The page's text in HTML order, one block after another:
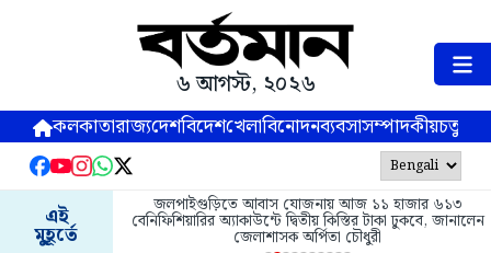
৬ আগস্ট, ২০২৬
কলকাতারাজ্যদেশবিদেশখেলাবিনোদনব্যবসাসম্পাদকীয়
এই
মুহূর্তে
জলপাইগুড়িতে আবাস যোজনায় আজ ১১ হাজার ৬১৩
বেনিফিশিয়ারির অ্যাকাউন্টে দ্বিতীয় কিস্তির টাকা ঢুকবে, জানালেন
জেলাশাসক অর্পিতা চৌধুরী